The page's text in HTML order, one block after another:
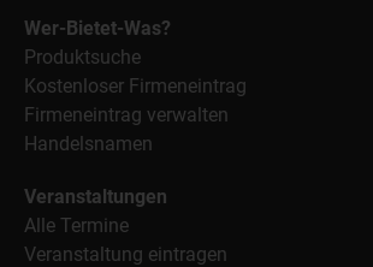
Wer-Bietet-Was?
Produktsuche
Kostenloser Firmeneintrag
Firmeneintrag verwalten
Handelsnamen
Veranstaltungen
Alle Termine
Veranstaltung eintragen